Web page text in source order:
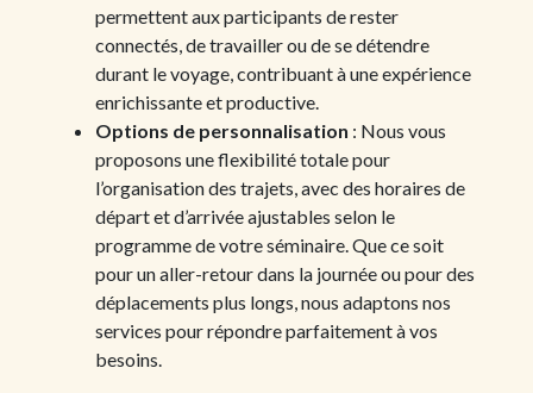
permettent aux participants de rester
connectés, de travailler ou de se détendre
durant le voyage, contribuant à une expérience
enrichissante et productive.
Options de personnalisation : Nous vous
proposons une flexibilité totale pour
l’organisation des trajets, avec des horaires de
départ et d’arrivée ajustables selon le
programme de votre séminaire. Que ce soit
pour un aller-retour dans la journée ou pour des
déplacements plus longs, nous adaptons nos
services pour répondre parfaitement à vos
besoins.